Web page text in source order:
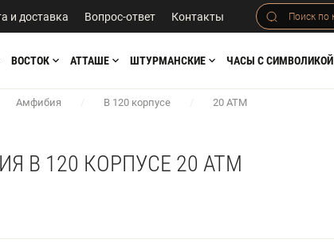
и доставка Вопрос-ответ Контакты
ВОСТОК АТТАШЕ ШТУРМАНСКИЕ ЧАСЫ С СИМВОЛИКОЙ
Амфибия / В 120 корпусе / 20 АТМ
В 120 КОРПУСЕ 20 АТМ